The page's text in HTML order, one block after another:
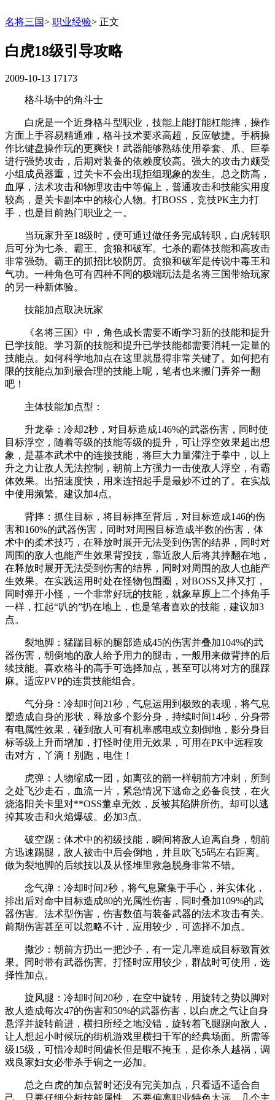
名将三国> 职业经验> 正文
白虎18级引导攻略
2009-10-13 17173
格斗场中的角斗士
白虎是一个近身格斗型职业，技能上能打能杠能摔，操作
方面上手容易精通难，格斗技术要求高超，反应敏捷。手柄操
作比键盘操作玩的更爽快！武器能够熟练使用拳套、爪、巨拳
进行强势攻击，后期对装备的依赖度较高。强大的攻击力颇受
小组成员器重，过关卡不会出现拒组现象的发生。总之防高，
血厚，法术攻击和物理攻击中等偏上，普通攻击和技能实用度
较高，是关卡副本中的核心人物。打BOSS，竞技PK主力打
手，也是目前热门职业之一。
当玩家升至18级时，便可通过做任务完成转职，白虎转职
后可分为七杀、霸王、贪狼和破军。七杀的霸体技能和高攻击
非常强劲。霸王的抓招比较阴厉。贪狼和破军是传说中毒王和
气功。一种角色可有四种不同的极端玩法是名将三国带给玩家
的另一种新体验。
技能加点取决玩家
《名将三国》中，角色成长需要不断学习新的技能和提升
已学技能。学习新的技能和提升已学技能都需要消耗一定量的
技能点。如何科学地加点在这里就显得非常关键了。如何把有
限的技能点加到最合理的技能上呢，笔者也来搬门弄斧一翻
吧！
主体技能加点型：
升龙拳：冷却2秒，对目标造成146%的武器伤害，同时使
目标浮空，随着等级的技能等级的提升，可让浮空效果超出想
象，是基本武术中的连接技能，将巨大力量灌注于拳中，以上
升之力让敌人无法控制，朝前上方强力一击使敌人浮空，有霸
体效果。出招速度快，用来连招起手是最妙不过的了。在实战
中使用频繁。建议加4点。
背摔：抓住目标，将目标摔至背后，对目标造成146的伤
害和160%的武器伤害，同时对周围目标造成半数的伤害，体
术中的柔术技巧，在释放时展开无法受到伤害的结界，同时对
周围的敌人也能产生效果背投技，靠近敌人后将其摔翻在地，
在释放时展开无法受到伤害的结界，同时对周围的敌人也能产
生效果。在实践运用时处在怪物包围圈，对BOSS又摔又打，
同时弹开小怪，一个非常好玩的技能，就象草原上二个摔角手
一样，扛起“叭的”扔在地上，也是笔者喜欢的技能，建议加3
点。
裂地脚：猛踹目标的腿部造成45的伤害并叠加104%的武
器伤害，朝倒地的敌人给予用力的腿击，一般用来做背摔的后
续技能。喜欢格斗的高手可选择加点，甚至可以将对方的腿踩
麻。适应PVP的连贯技能组合。
气分身：冷却时间21秒，气息运用到极致的表现，将气息
槊造成自身的形状，释放多个影分身，持续时间14秒，分身带
有电属性效果，碰到敌人可有机率感电或立刻倒地，影分身目
标等级上升而增加，打怪时使用无效果，可用在PK中远程攻
击对方，丫滴！别跑，电住！
虎弹：人物缩成一团，如离弦的箭一样朝前方冲刺，所到
之处飞沙走石，血流一片，紧急情况下逃命之必备良技，在火
烧洛阳关卡里对**OSS董卓无效，反被其陷阱所伤。却可以逃
掉其攻击和火焰爆破。必加3点。
破空踢：体术中的初级技能，瞬间将敌人迫离自身，朝前
方迅速踢腿，敌人被击中后会倒地，并且吹飞5码左右距离。
做为裂地脚的后续技以及从怪堆里救急脱身非常不错。
念气弹：冷却时间2秒，将气息聚集于手心，并实体化，
排出后对命中目标造成80的光属性伤害，同时叠加109%的武
器伤害。法术型伤害，伤害数值与装备武器的法术攻击有关。
前期伤害甚至可以忽略不计，应用较少，可选择不加点。
撒沙：朝前方扔出一把沙子，有一定几率造成目标致盲效
果。同时带有武器伤害。打怪时应用较少，群战时可使用，选
择性加点。
旋风腿：冷却时间20秒，在空中旋转，用旋转之势以脚对
敌人造成每次47的伤害和50%的武器伤害，以白虎之气让自身
悬浮并旋转前进，横扫所经之地没错，旋转着飞腿踢向敌人，
让人想起小时候玩的街机游戏里横扫千军的经典场面。所需等
级15级，可惜冷却时间偏长但是暇不掩玉，是你杀人越祸，调
戏良家妇女必带杀手锏之一必加。
总之白虎的加点暂时还没有完美加点，只看适不适合自
己，只要仔细分析技能属性，不要偏离职业特色太远，几个主